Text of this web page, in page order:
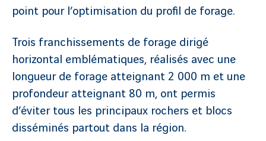
point pour l’optimisation du profil de forage.
Trois franchissements de forage dirigé
horizontal emblématiques, réalisés avec une
longueur de forage atteignant 2 000 m et une
profondeur atteignant 80 m, ont permis
d’éviter tous les principaux rochers et blocs
disséminés partout dans la région.